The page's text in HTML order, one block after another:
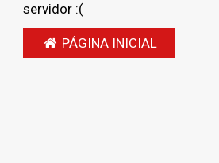
servidor :(
PÁGINA INICIAL